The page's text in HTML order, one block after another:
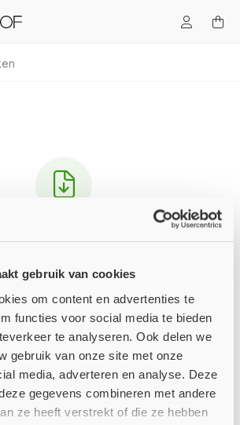
gebruik van cookies
om content en advertenties te
functies voor social media te bieden
te analyseren. Ook delen we
gebruik van onze site met onze
media, adverteren en analyse. Deze
gegevens combineren met andere
ze heeft verstrekt of die ze hebben
_Aquacoating_D6280.pdf
paar seconden, zo nietklik hier
Verder